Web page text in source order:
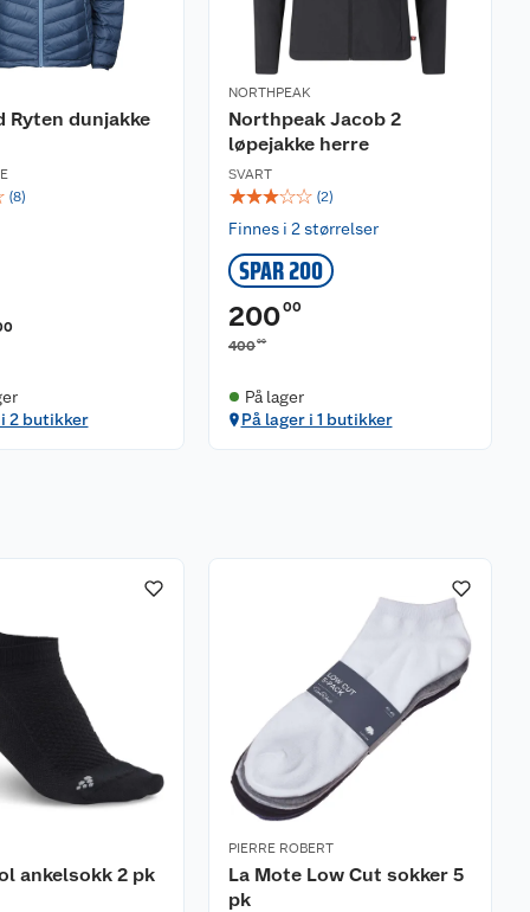
Ryten dunjakke
(8)
2 butikker
NORTHPEAK
Northpeak Jacob 2
løpejakke herre
SVART
☆☆☆☆☆ (2)
Finnes i 2 størrelser
SPAR 200
20000
40000
På lager
På lager i 1 butikker
ankelsokk 2 pk
PIERRE ROBERT
La Mote Low Cut sokker 5
pk